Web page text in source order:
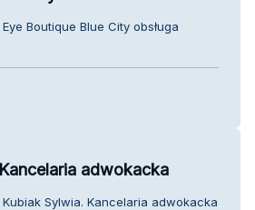
Boutique Blue City obsługa
adwokacka
Sylwia. Kancelaria adwokacka